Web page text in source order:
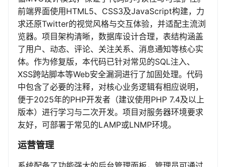
前端界面使用HTML5、CSS3及JavaScript构建，力
求还原Twitter的视觉风格与交互体验，并适配主流浏
览器。项目架构清晰，数据库设计合理，表结构涵盖
了用户、动态、评论、关注关系、消息通知等核心实
体。作为修复版，本代码已针对常见的SQL注入、
XSS跨站脚本等Web安全漏洞进行了加固处理。代码
中包含了必要的注释，对核心业务逻辑有相应说明，
便于2025年的PHP开发者（建议使用PHP 7.4及以上
版本）进行学习与二次开发。项目对服务器环境要求
友好，可部署于常见的LAMP或LNMP环境。
运营管理